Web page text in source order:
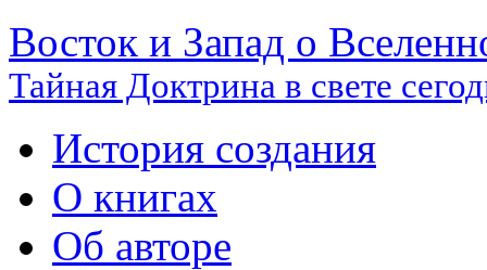
Восток и Запад о
Тайная Доктрина в свете
История создания
О книгах
Об авторе